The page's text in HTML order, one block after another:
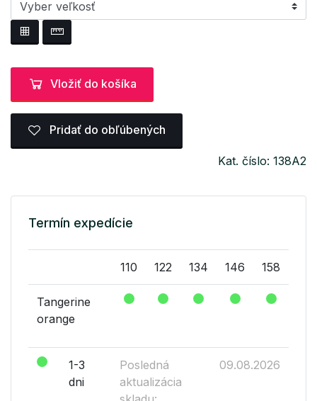
Vložiť do košíka
Pridať do obľúbených
Kat. číslo: 138A2
Termín expedície
110 122 134 146 158
Tangerine
orange
1-3
dni
Posledná
aktualizácia
09.08.2026